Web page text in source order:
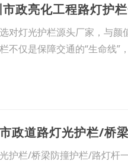
对灯光护栏源头厂家，与颜
不仅是保障交通的“生命线”
护栏/桥梁防撞护栏/路灯杆